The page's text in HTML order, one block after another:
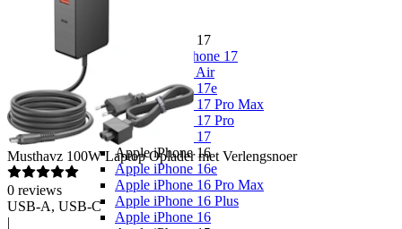
Apple iPhone 17
Alle Apple iPhone 17
Apple iPhone Air
Apple iPhone 17e
Apple iPhone 17 Pro Max
Apple iPhone 17 Pro
Apple iPhone 17
Apple iPhone 16
Apple iPhone 16e
Apple iPhone 16 Pro Max
Apple iPhone 16 Plus
Apple iPhone 16
Musthavz 100W Laptop Oplader met Verlengsnoer
0 reviews
USB-A, USB-C
|